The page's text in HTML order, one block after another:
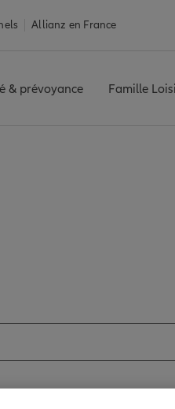
Allianz en France
& prévoyance Famille